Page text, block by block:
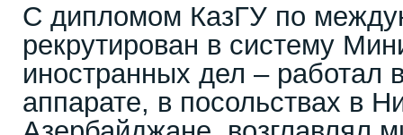
С дипломом КазГУ по
рекрутирован в систему
иностранных дел – работал
аппарате, в посольствах в